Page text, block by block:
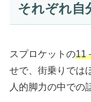
それぞれ自
スプロケットの11
せで、街乗りでは
人的脚力の中での